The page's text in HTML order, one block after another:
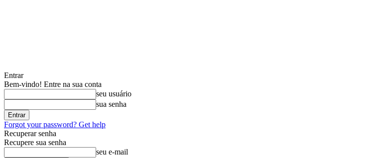
Entrar
Bem-vindo! Entre na sua conta
seu usuário
sua senha
Forgot your password? Get help
Recuperar senha
Recupere sua senha
seu e-mail